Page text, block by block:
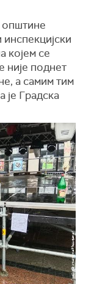
општине
којем се
није поднет
а самим тим
је Градска